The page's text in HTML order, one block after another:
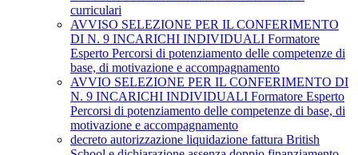
curriculari
AVVISO SELEZIONE PER IL CONFERIMENTO
DI N. 9 INCARICHI INDIVIDUALI Formatore
Esperto Percorsi di potenziamento delle competenze di
base, di motivazione e accompagnamento
AVVIO SELEZIONE PER IL CONFERIMENTO DI
N. 9 INCARICHI INDIVIDUALI Formatore Esperto
Percorsi di potenziamento delle competenze di base, di
motivazione e accompagnamento
decreto autorizzazione liquidazione fattura British